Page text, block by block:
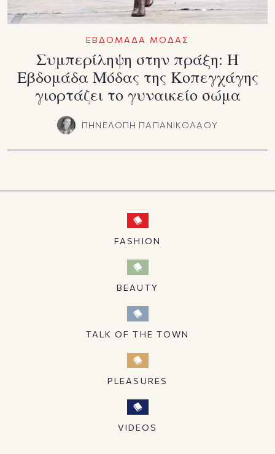
ΕΒΔΟΜΑΔΑ ΜΟΔΑΣ
Συμπερίληψη στην πράξη: Η
Εβδομάδα Μόδας της Κοπεγχάγης
γιορτάζει το γυναικείο σώμα
ΠΗΝΕΛΟΠΗ ΠΑΠΑΝΙΚΟΛΑΟΥ
FASHION
BEAUTY
TALK OF THE TOWN
PLEASURES
VIDEOS